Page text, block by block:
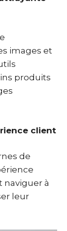
images et
produits
client
de
naviguer à
leur